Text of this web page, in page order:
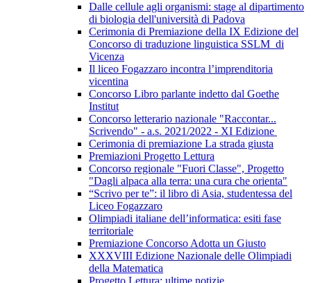
Dalle cellule agli organismi: stage al dipartimento
di biologia dell'università di Padova
Cerimonia di Premiazione della IX Edizione del
Concorso di traduzione linguistica SSLM di
Vicenza
Il liceo Fogazzaro incontra l’imprenditoria
vicentina
Concorso Libro parlante indetto dal Goethe
Institut
Concorso letterario nazionale "Raccontar...
Scrivendo" - a.s. 2021/2022 - XI Edizione
Cerimonia di premiazione La strada giusta
Premiazioni Progetto Lettura
Concorso regionale "Fuori Classe", Progetto
"Dagli alpaca alla terra: una cura che orienta"
“Scrivo per te”: il libro di Asia, studentessa del
Liceo Fogazzaro
Olimpiadi italiane dell’informatica: esiti fase
territoriale
Premiazione Concorso Adotta un Giusto
XXXVIII Edizione Nazionale delle Olimpiadi
della Matematica